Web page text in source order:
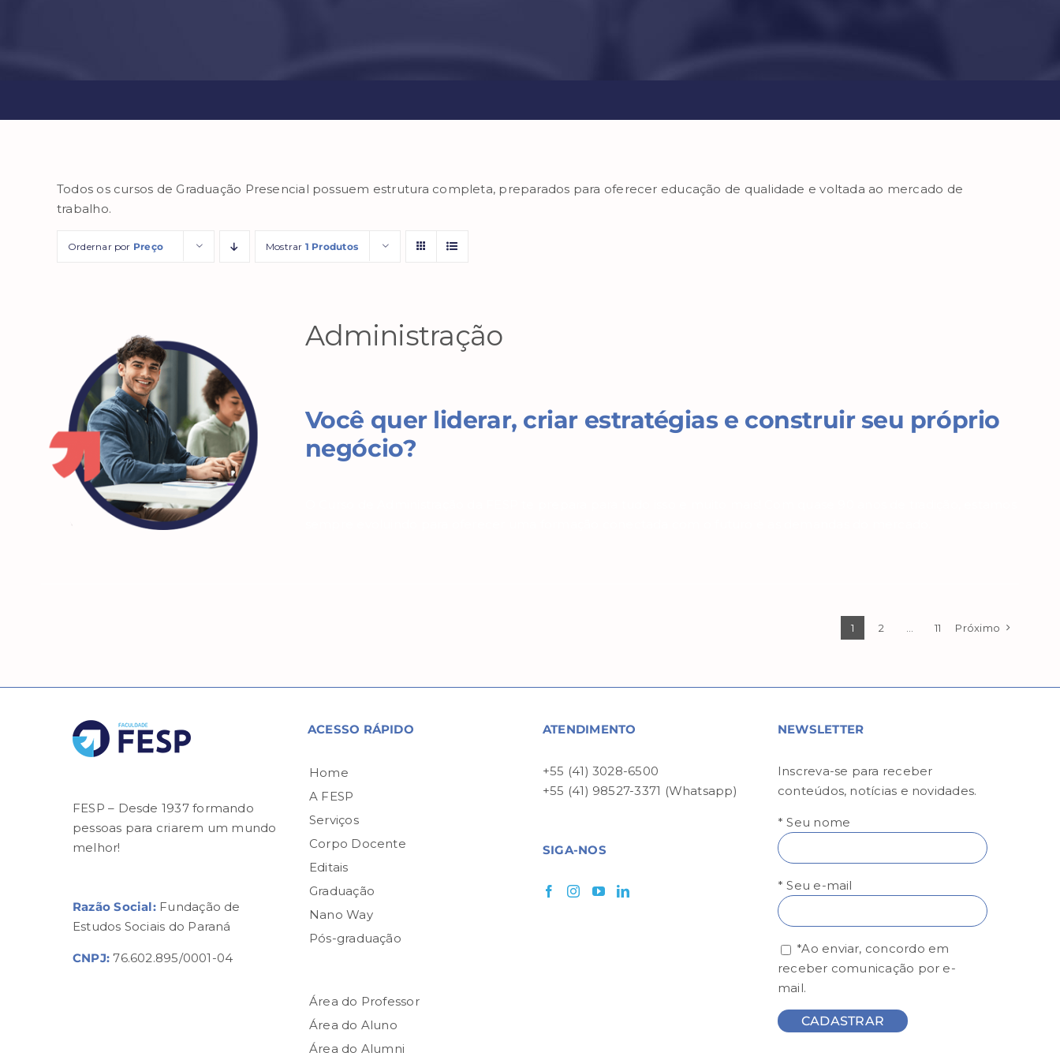
Todos os cursos de Graduação Presencial possuem estrutura completa, preparados para oferecer educação de qualidade e voltada ao mercado de
trabalho.
Ordernar por Preço Mostrar 1 Produtos
Administração
Você quer liderar, criar estratégias e construir seu próprio
negócio?
1 2 11 Próximo
FESP – Desde 1937 formando
pessoas para criarem um mundo
melhor!
Razão Social:Fundação de
Estudos Sociais do Paraná
CNPJ: 76.602.895/0001-04
ACESSO RÁPIDO
Home
A FESP
Serviços
Corpo Docente
Editais
Graduação
Nano Way
Pós-graduação
Área do Professor
Área do Aluno
Área do Alumni
ATENDIMENTO
+55 (41) 3028-6500
+55 (41) 98527-3371 (Whatsapp)
SIGA-NOS
NEWSLETTER
Inscreva-se para receber
conteúdos, notícias e novidades.
* Seu nome
* Seu e-mail
*Ao enviar, concordo em
receber comunicação por e-
mail.